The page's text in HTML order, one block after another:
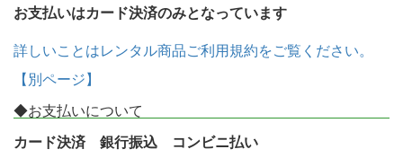
お支払いはカード決済のみとなっています
詳しいことはレンタル商品ご利用規約をご覧ください。
【別ページ】
◆お支払いについて
カード決済 銀行振込 コンビニ払い